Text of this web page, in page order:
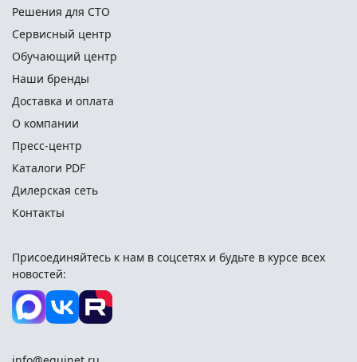
специальный инструмент и оборудование, для
следующих марок автомобилей: AUDI, Volkswagen,
Skoda, Seat, Porsche, Lamborghini, Mercedes-Benz, BMW,
Mazda, Hyundai, Isuzu, John Deere.
Решения для СТО
Сервисный центр
Обучающий центр
Наши бренды
Доставка и оплата
О компании
Пресс-центр
Каталоги PDF
Дилерская сеть
Контакты
Присоединяйтесь к нам в соцсетях и будьте в курсе всех
новостей: